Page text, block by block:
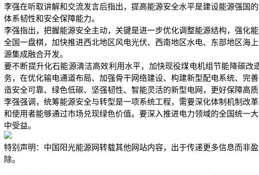
李强在听取讲解和交流发言后指出，提高能源安全水平是建设能源强国
体系韧性和安全保障能力。
李强指出，把握能源安全主动，关键是进一步优化调整能源结构，强化
全国一盘棋，加快推进西北地区风电光伏、西南地区水电、东部地区海
源集成融合开发。
要不断提升化石能源清洁高效利用水平，加快现役煤电机组节能降碳
务，在优化输电通道布局、加强骨干网络建设、构建新型配电系统、完
造安全可靠、绿色低碳、坚强韧性、智能灵活的新型电网，更好保障高
李强强调，统筹能源安全与转型是一项系统工程，需要深化体制机制改
和使用者能够通过市场兑现绿色价值。要深入推进电力领域的全国统一
中受益。
特别声明：中国阳光能源网转载其他网站内容，出于传递更多信息而非
除。